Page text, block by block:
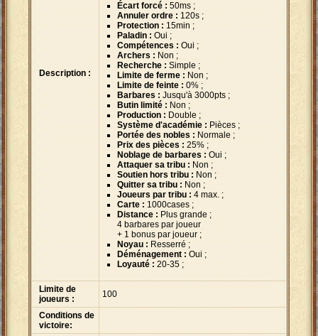
Description :
Écart forcé : 50ms ;
Annuler ordre : 120s ;
Protection : 15min ;
Paladin : Oui ;
Compétences : Oui ;
Archers : Non ;
Recherche : Simple ;
Limite de ferme : Non ;
Limite de feinte : 0% ;
Barbares : Jusqu'à 3000pts ;
Butin limité : Non ;
Production : Double ;
Système d'académie : Pièces ;
Portée des nobles : Normale ;
Prix des pièces : 25% ;
Noblage de barbares : Oui ;
Attaquer sa tribu : Non ;
Soutien hors tribu : Non ;
Quitter sa tribu : Non ;
Joueurs par tribu : 4 max. ;
Carte : 1000cases ;
Distance : Plus grande ;
4 barbares par joueur
+ 1 bonus par joueur ;
Noyau : Resserré ;
Déménagement : Oui ;
Loyauté : 20-35 ;
Limite de
joueurs :
100
Conditions de
victoire: